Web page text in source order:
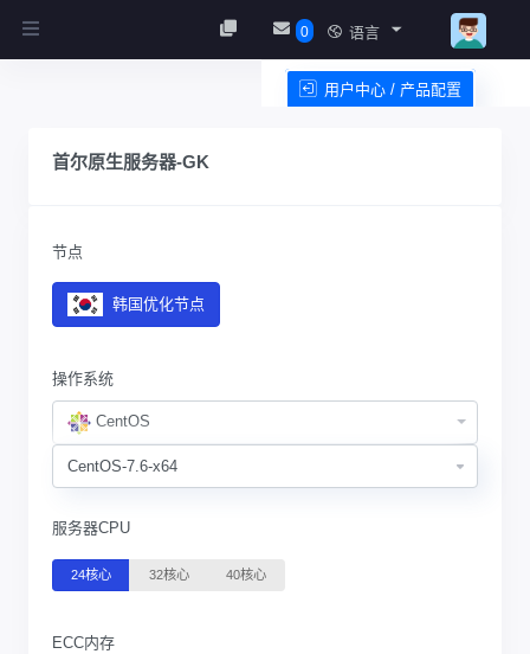
0 语言
用户中心 / 产品配置
首尔原生服务器-GK
节点
韩国优化节点
操作系统
CentOS
服务器CPU
24核心 32核心 40核心
ECC内存